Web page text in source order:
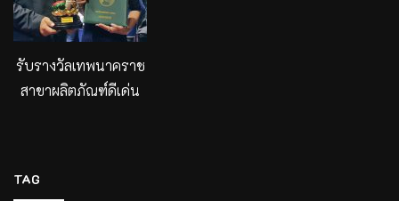
รับรางวัลเทพนาคราช
สาขาผลิตภัณฑ์ดีเด่น
TAG